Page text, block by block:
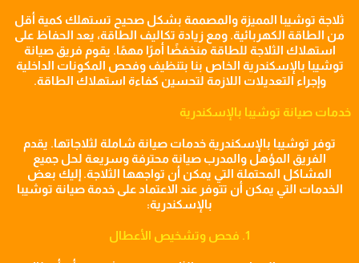
ثلاجة توشيبا المميزة والمصممة بشكل صحيح تستهلك كمية أقل
من الطاقة الكهربائية. ومع زيادة تكاليف الطاقة، يعد الحفاظ على
استهلاك الثلاجة للطاقة منخفضًا أمرًا مهمًا. يقوم فريق صيانة
توشيبا بالإسكندرية الخاص بنا بتنظيف وفحص المكونات الداخلية
وإجراء التعديلات اللازمة لتحسين كفاءة استهلاك الطاقة.
خدمات صيانة توشيبا بالإسكندرية
توفر توشيبا بالإسكندرية خدمات صيانة شاملة لثلاجاتها. يقدم
الفريق المؤهل والمدرب صيانة محترفة وسريعة لحل جميع
المشاكل المحتملة التي يمكن أن تواجهها الثلاجة. إليك بعض
الخدمات التي يمكن أن تتوفر عند الاعتماد على خدمة صيانة توشيبا
بالإسكندرية:
1. فحص وتشخيص الأعطال